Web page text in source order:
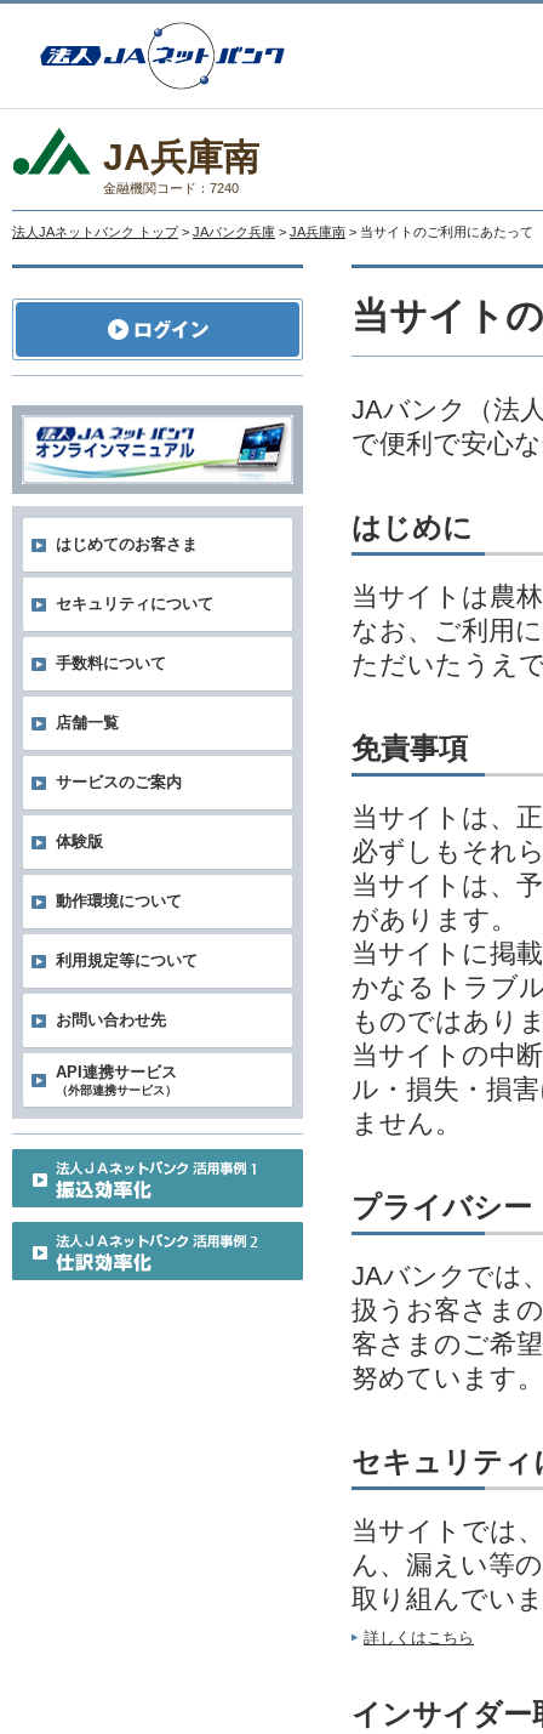
JA兵庫南
金融機関コード：7240
法人JAネットバンク トップ > JAバンク兵庫 > JA兵庫南 > 当サイトのご利用にあたって
当サイト
JAバンク（法
で便利で安心
はじめに
当サイトは農
なお、ご利用
ただいたうえ
免責事項
当サイトは、
必ずしもそれ
当サイトは、
があります。
当サイトに掲
かなるトラブ
ものではあり
当サイトの中
ル・損失・損
ません。
プライバシー
JAバンクでは
扱うお客さま
客さまのご希
努めています。
セキュリティ
当サイトでは
ん、漏えい等
取り組んでい
詳しくはこちら
インサイダー
はじめてのお客さま
セキュリティについて
手数料について
店舗一覧
サービスのご案内
体験版
動作環境について
利用規定等について
お問い合わせ先
API連携サービス
（外部連携サービス）